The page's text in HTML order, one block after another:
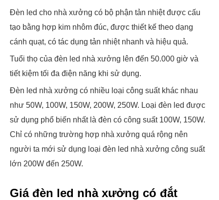
Đèn led cho nhà xưởng có bộ phận tản nhiệt được cấu
tạo bằng hợp kim nhôm đúc, được thiết kế theo dạng
cánh quạt, có tác dụng tản nhiệt nhanh và hiệu quả.
Tuổi thọ của đèn led nhà xưởng lên đến 50.000 giờ và
tiết kiệm tối đa điện năng khi sử dụng.
Đèn led nhà xưởng có nhiều loại công suất khác nhau
như 50W, 100W, 150W, 200W, 250W. Loại đèn led được
sử dụng phổ biến nhất là đèn có công suất 100W, 150W.
Chỉ có những trường hợp nhà xưởng quá rộng nên
người ta mới sử dụng loại đèn led nhà xưởng công suất
lớn 200W đến 250W.
Giá đèn led nhà xưởng có đắt